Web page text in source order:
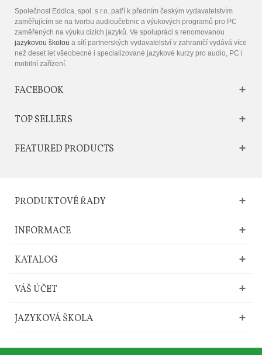
Společnost Eddica, spol. s r.o. patří k předním českým vydavatelstvím
zaměřujícím se na tvorbu audioučebnic a výukových programů pro PC
zaměřených na výuku cizích jazyků. Ve spolupráci s renomovanou
jazykovou školou a sítí partnerských vydavatelství v zahraničí vydává více
než deset let všeobecné i specializované jazykové kurzy pro audio, PC i
mobilní zařízení.
FACEBOOK
TOP SELLERS
FEATURED PRODUCTS
PRODUKTOVÉ ŘADY
INFORMACE
KATALOG
VÁŠ ÚČET
JAZYKOVÁ ŠKOLA